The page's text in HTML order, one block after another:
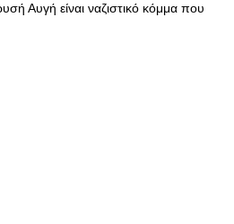
Αυγή είναι ναζιστικό κόμμα που